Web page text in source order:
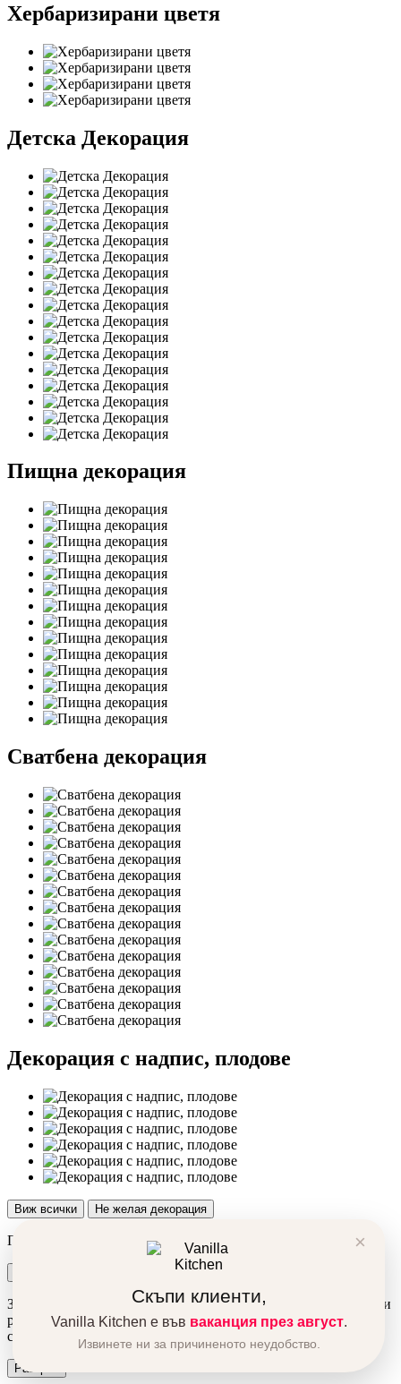
Хербаризирани цветя
Детска Декорация
Пищна декорация
Сватбена декорация
Декорация с надпис, плодове
Виж всички Не желая декорация
×
Скъпи клиенти,
Vanilla Kitchen е във ваканция през август.
Извинете ни за причиненото неудобство.
Продуктът беше добавен в количката ви!
За да подобрим вашето преживяване, използваме бисквитки и
ресурси от трети сайтове. Използвайки сайта автоматично се
съгласявате с това.
Разбрах